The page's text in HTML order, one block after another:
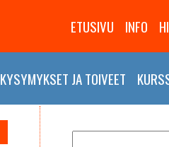
ETUSIVU INFO
KYSYMYKSET JA TOIVEET